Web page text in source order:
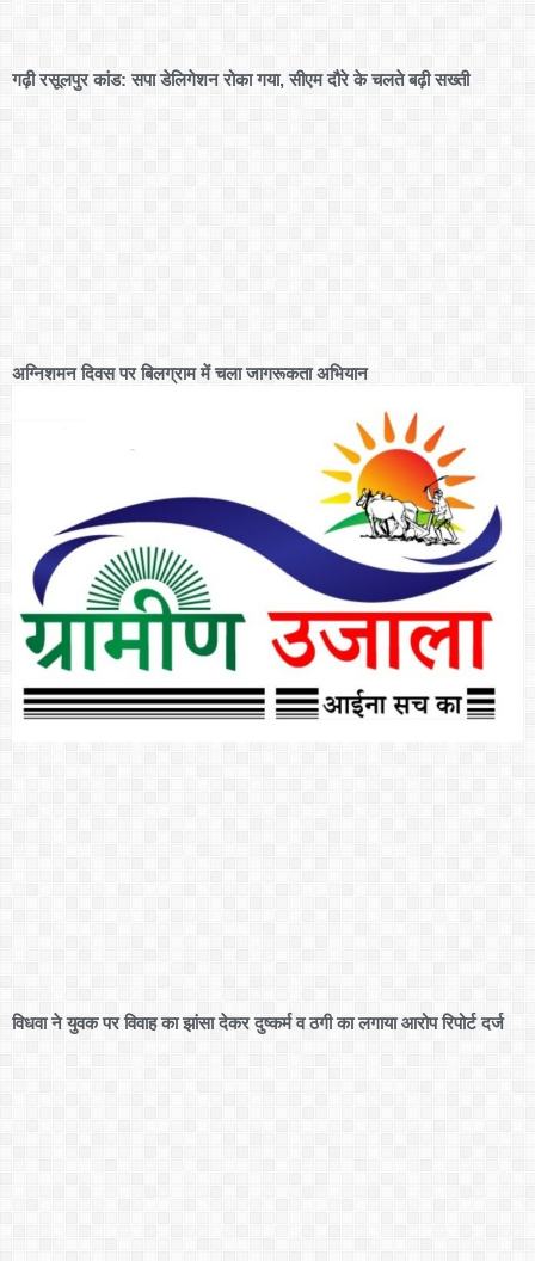
गढ़ी रसूलपुर कांड: सपा डेलिगेशन रोका गया, सीएम दौरे के चलते बढ़ी सख्ती
अग्निशमन दिवस पर बिलग्राम में चला जागरूकता अभियान
विधवा ने युवक पर विवाह का झांसा देकर दुष्कर्म व ठगी का लगाया आरोप रिपोर्ट दर्ज